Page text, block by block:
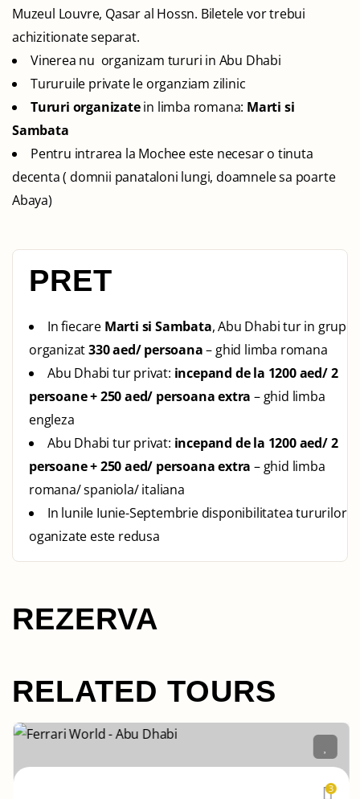
Muzeul Louvre, Qasar al Hossn. Biletele vor trebui
achizitionate separat.
Vinerea nu organizam tururi in Abu Dhabi
Tururuile private le organziam zilinic
Tururi organizatein limba romana: Marti si
Sambata
Pentru intrarea la Mochee este necesar o tinuta
decenta ( domnii panataloni lungi, doamnele sa poarte
Abaya)
PRET
In fiecare Marti si Sambata, Abu Dhabi tur in grup
organizat330 aed/ persoana– ghid limba romana
Abu Dhabi tur privat: incepand de la 1200 aed/ 2
persoane + 250 aed/ persoana extra – ghid limba
engleza
Abu Dhabi tur privat: incepand de la 1200 aed/ 2
persoane + 250 aed/ persoana extra – ghid limba
romana/ spaniola/ italiana
In lunile Iunie-Septembrie disponibilitatea tururilor
oganizate este redusa
REZERVA
RELATED TOURS
3